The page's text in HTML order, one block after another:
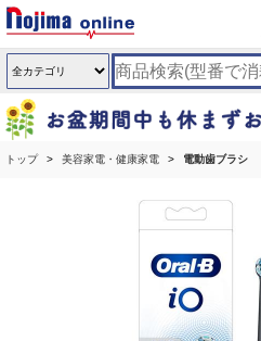
トップ 美容家電・健康家電 電動歯ブラシ